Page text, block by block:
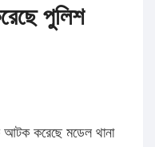
পুলিশ
আটক করেছে মডেল থানা